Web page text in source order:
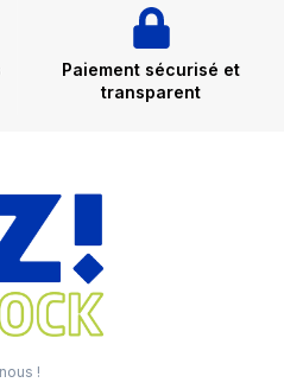
Paiement sécurisé et
transparent
!